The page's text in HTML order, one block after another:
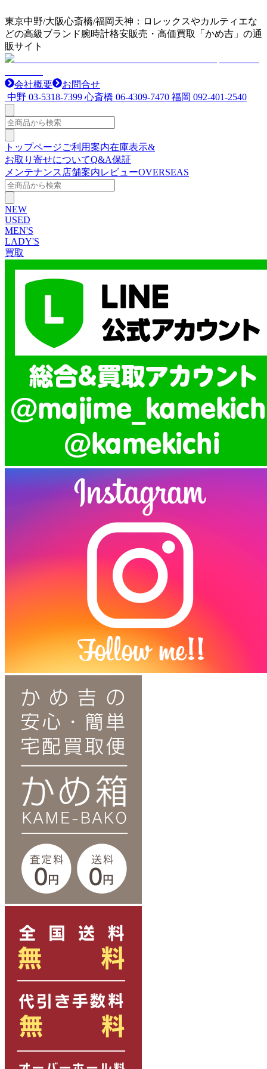
東京中野/大阪心斎橋/福岡天神：ロレックスやカルティエな
どの高級ブランド腕時計格安販売・高価買取「かめ吉」の通
販サイト
会社概要
お問合せ
中野 03-5318-7399 心斎橋 06-4309-7470 福岡 092-401-2540
トップページご利用案内在庫表示&
お取り寄せについてQ&A保証
メンテナンス 店舗案内レビューOVERSEAS
NEW
USED
MEN'S
LADY'S
買取